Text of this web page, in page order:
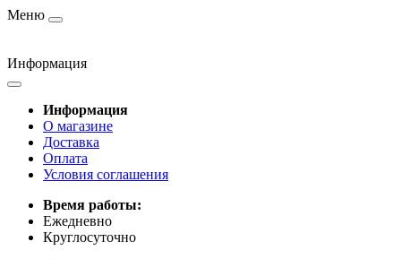
Меню
Информация
Информация
О магазине
Доставка
Оплата
Условия соглашения
Время работы:
Ежедневно
Круглосуточно